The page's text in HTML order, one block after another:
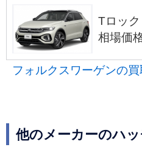
Tロック
相場価
フォルクスワーゲンの
他のメーカーのハ